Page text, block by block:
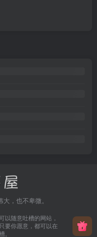
，也不卑微。
以随意吐槽的网站，
要你愿意，都可以在
。